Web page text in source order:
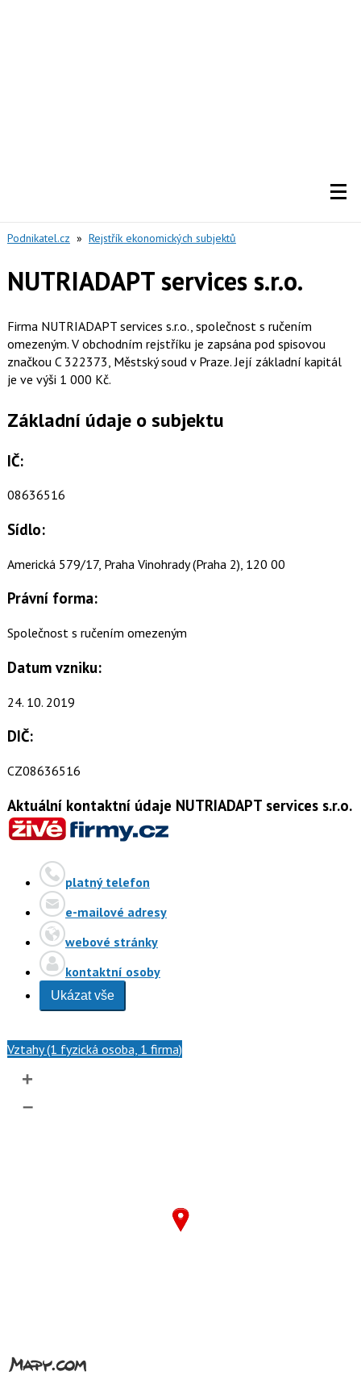
Podnikatel.cz » Rejstřík ekonomických subjektů
NUTRIADAPT services s.r.o.
Firma NUTRIADAPT services s.r.o., společnost s ručením
omezeným. V obchodním rejstříku je zapsána pod spisovou
značkou C 322373, Městský soud v Praze. Její základní kapitál
je ve výši 1 000 Kč.
Základní údaje o subjektu
IČ:
08636516
Sídlo:
Americká 579/17, Praha Vinohrady (Praha 2), 120 00
Právní forma:
Společnost s ručením omezeným
Datum vzniku:
24. 10. 2019
DIČ:
CZ08636516
Aktuální kontaktní údaje NUTRIADAPT services s.r.o.
platný telefon
e-mailové adresy
webové stránky
kontaktní osoby
Ukázat vše
Vztahy (1 fyzická osoba, 1 firma)
+
–